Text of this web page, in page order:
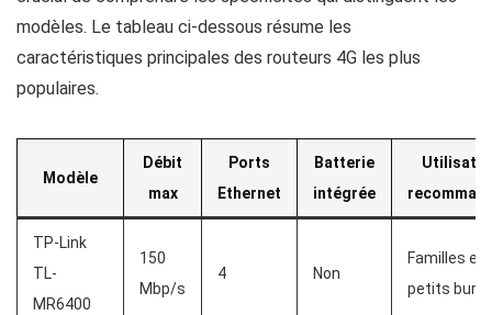
modèles. Le tableau ci-dessous résume les
caractéristiques principales des routeurs 4G les plus
populaires.
Modèle
Débit
max
Ports
Ethernet
Batterie
intégrée
TP-Link
TL-
MR6400
150
Mbp/s
4 Non
Familles et
petits